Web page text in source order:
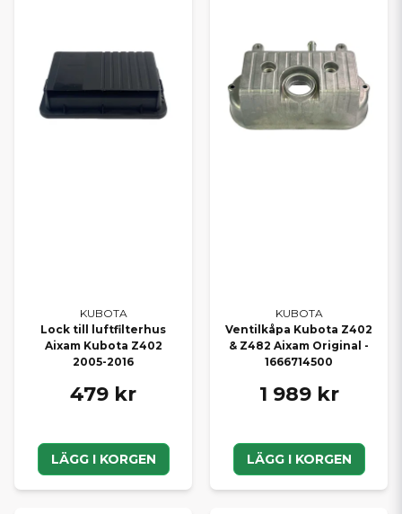
KUBOTA
Lock till luftfilterhus
Aixam Kubota Z402
2005-2016
479 kr
LÄGG I KORGEN
KUBOTA
Ventilkåpa Kubota Z402
& Z482 Aixam Original -
1666714500
1 989 kr
LÄGG I KORGEN